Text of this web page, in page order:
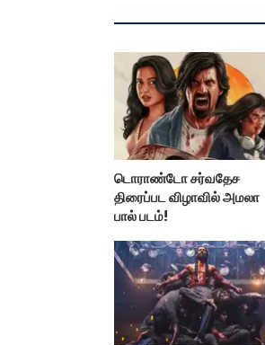
டொராண்டோ சர்வதேச
திரைப்பட விழாவில் அமலா
பால் படம்!